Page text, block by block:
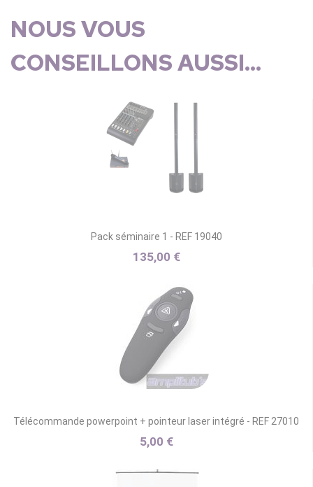
NOUS VOUS
CONSEILLONS AUSSI...
Pack séminaire 1 - REF 19040
135,00 €
Télécommande powerpoint + pointeur laser intégré - REF 27010
5,00 €